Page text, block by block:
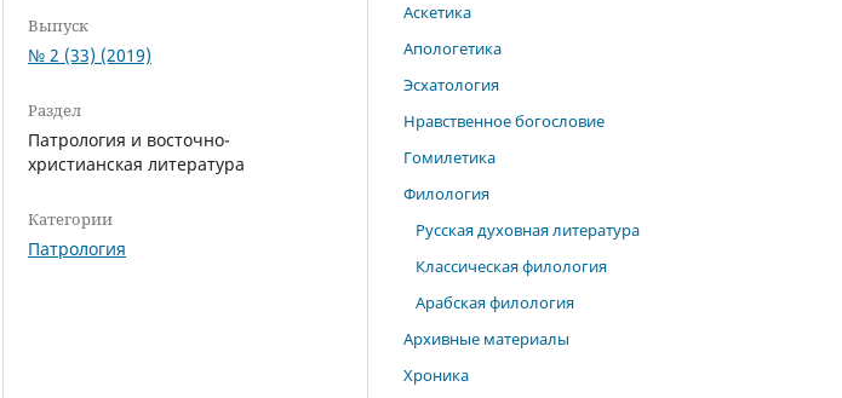
Выпуск
№ 2 (33) (2019)
Раздел
Патрология и восточно-
христианская литература
Категории
Патрология
Аскетика
Апологетика
Эсхатология
Нравственное богословие
Гомилетика
Филология
Русская духовная литература
Классическая филология
Арабская филология
Архивные материалы
Хроника